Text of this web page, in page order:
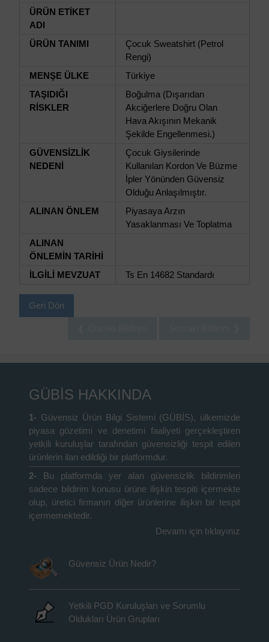
ÜRÜN ETİKET
ADI
ÜRÜN TANIMI
Çocuk Sweatshirt (Petrol
Rengi)
MENŞE ÜLKE
Türkiye
TAŞIDIĞI
RİSKLER
Boğulma (Dışarıdan
Akciğerlere Doğru Olan
Hava Akışının Mekanik
Şekilde Engellenmesi.)
GÜVENSİZLİK
NEDENİ
Çocuk Giysilerinde
Kullanılan Kordon Ve Büzme
İpler Yönünden Güvensiz
Olduğu Anlaşılmıştır.
ALINAN ÖNLEM
Piyasaya Arzın
Yasaklanması Ve Toplatma
ALINAN
ÖNLEMİN TARİHİ
İLGİLİ MEVZUAT
Ts En 14682 Standardı
Geri Dön
GÜBİS HAKKINDA
1- Güvensiz Ürün Bilgi Sistemi (GÜBİS), ülkemizde
piyasa gözetimi ve denetimi faaliyeti gerçekleştiren
yetkili kuruluşlar tarafından güvensizliği tespit edilen
ürünlerin ilan edildiği bir platformdur.
2-
Bu platformda yer alan güvensizlik bildirimleri
sadece bildirim konusu ürüne ilişkin tespiti içermekte
olup, üretici firmanın diğer ürünlerine ilişkin bir tespit
içermemektedir.
Devamı için tıklayınız
Güvensiz Ürün Nedir?
Yetkili PGD Kuruluşları ve Sorumlu
Oldukları Ürün Grupları